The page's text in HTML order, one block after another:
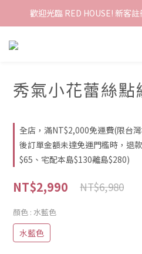
歡迎光臨 RED HOUSE! 新客
歡迎光臨 RED HOUSE! 新客
全館單筆訂單滿
秀氣小花蕾絲點
全店，滿NT$2,000免運費(限台
後訂單金額未達免運門檻時，退
$65、宅配本島$130離島$280)
NT$2,990 NT$6,980
顏色 : 水藍色
水藍色